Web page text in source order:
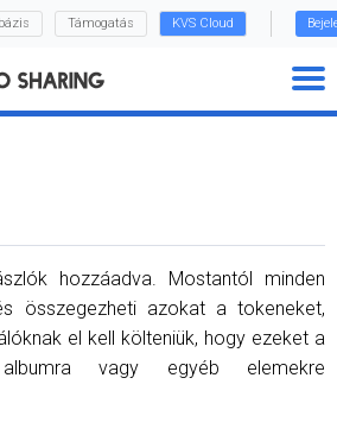
Támogatás KVS Cloud
hozzáadva. Mostantól minden
összegezheti azokat a tokeneket,
el kell költeniük, hogy ezeket a
vagy egyéb elemekre